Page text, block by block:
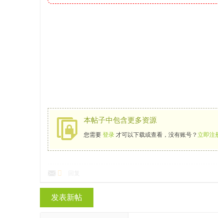
本帖子中包含更多资源
您需要 登录 才可以下载或查看，没有账号？ 立即注
发表新帖